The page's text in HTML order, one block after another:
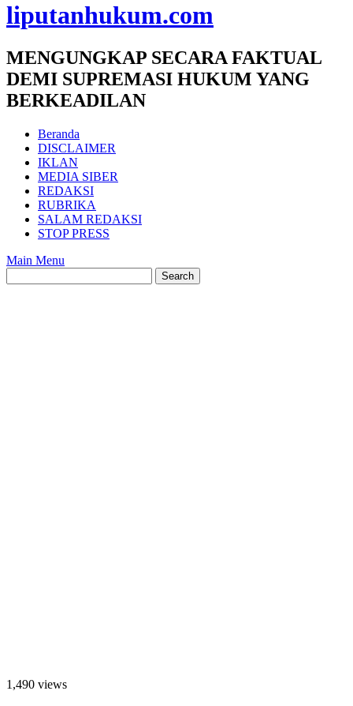
liputanhukum.com
MENGUNGKAP SECARA FAKTUAL
DEMI SUPREMASI HUKUM YANG
BERKEADILAN
Beranda
DISCLAIMER
IKLAN
MEDIA SIBER
REDAKSI
RUBRIKA
SALAM REDAKSI
STOP PRESS
Main Menu
1,490 views